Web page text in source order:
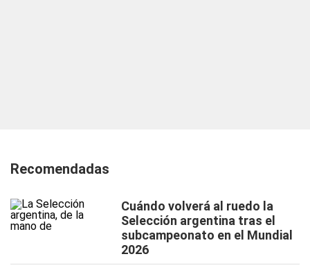
Recomendadas
Cuándo volverá al ruedo la
Selección argentina tras el
subcampeonato en el Mundial
2026